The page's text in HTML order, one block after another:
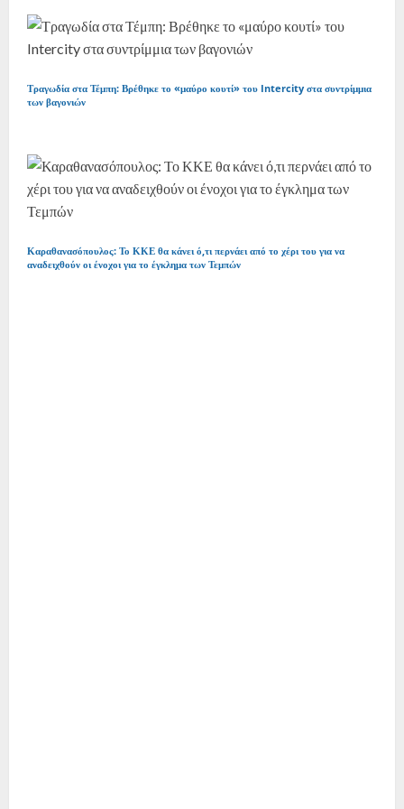
Τραγωδία στα Τέμπη: Βρέθηκε το «μαύρο κουτί» του Intercity στα συντρίμμια
των βαγονιών
Καραθανασόπουλος: Το ΚΚΕ θα κάνει ό,τι περνάει από το χέρι του για να
αναδειχθούν οι ένοχοι για το έγκλημα των Τεμπών